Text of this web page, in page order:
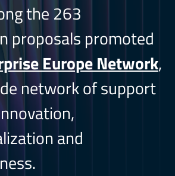
the 263
proposals promoted
Europe Network,
network of support
and